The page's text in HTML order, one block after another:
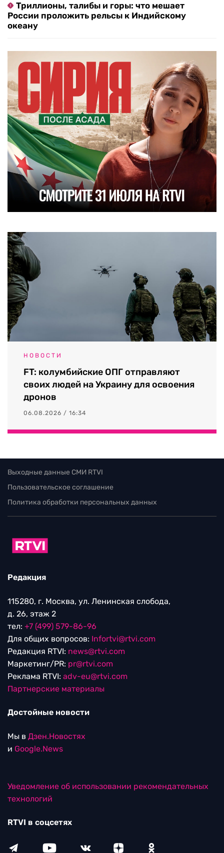
Триллионы, талибы и горы: что мешает
России проложить рельсы к Индийскому
океану
НОВОСТИ
FT: колумбийские ОПГ отправляют
своих людей на Украину для освоения
дронов
06.08.2026 / 16:34
Выходные данные СМИ RTVI
Пользовательское соглашение
Политика обработки персональных данных
Редакция
115280, г. Москва, ул. Ленинская слобода,
д. 26, этаж 2
тел: +7 (499) 579-86-96
Для общих вопросов: Infortvi@rtvi.com
Редакция RTVI: news@rtvi.com
Маркетинг/PR: pr@rtvi.com
Реклама RTVI: adv-eu@rtvi.com
Партнерские материалы
Достойные новости
Мы в Дзен.Новостях
и Google.News
Уведомление об использовании рекомендательных
технологий
RTVI в соцсетях